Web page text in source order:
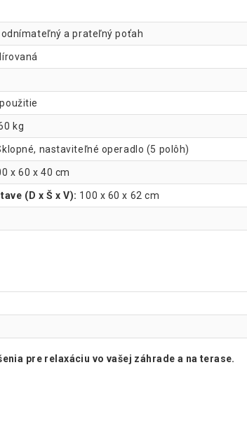
odnímateľný a prateľný poťah
kg
nastaviteľné operadlo (5 polôh)
x 60 x 40 cm
(D x Š x V): 100 x 60 x 62 cm
pre relaxáciu vo vašej záhrade a na terase.